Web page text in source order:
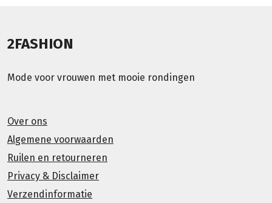
2FASHION
Mode voor vrouwen met mooie rondingen
Over ons
Algemene voorwaarden
Ruilen en retourneren
Privacy & Disclaimer
Verzendinformatie